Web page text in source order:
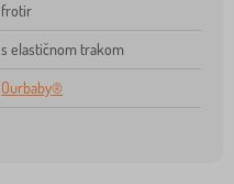
frotir
s elastičnom trakom
Ourbaby®